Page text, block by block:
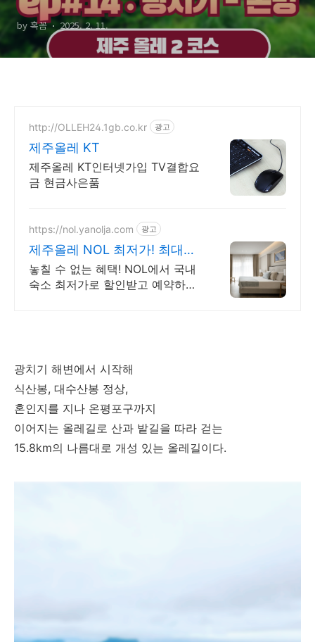
by 혹꼼 2025. 2. 11.
http://OLLEH24.1gb.co.kr 광고
제주올레 KT
제주올레 KT인터넷가입 TV결합요
금 현금사은품
https://nol.yanolja.com 광고
제주올레 NOL 최저가! 최대
70% 더블업 할인!
놓칠 수 없는 혜택! NOL에서 국내
숙소 최저가로 할인받고 예약하세
광치기 해변에서 시작해
식산봉, 대수산봉 정상,
혼인지를 지나 온평포구까지
이어지는 올레길로 산과 밭길을 따라 걷는
15.8km의 나름대로 개성 있는 올레길이다.